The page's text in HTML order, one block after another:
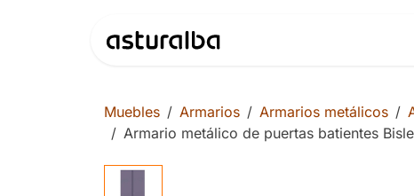
Muebles Armarios Armarios metálicos
Armario metálico de puertas batientes